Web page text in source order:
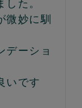
た。
微妙に馴
デーショ
いです